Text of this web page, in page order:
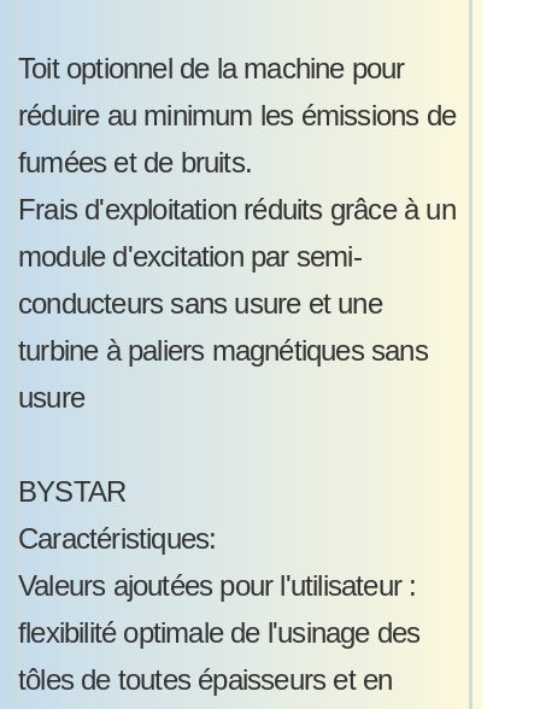
Toit optionnel de la machine pour
réduire au minimum les émissions de
fumées et de bruits.
Frais d'exploitation réduits grâce à un
module d'excitation par semi-
conducteurs sans usure et une
turbine à paliers magnétiques sans
usure
BYSTAR
Caractéristiques:
Valeurs ajoutées pour l'utilisateur :
flexibilité optimale de l'usinage des
tôles de toutes épaisseurs et en